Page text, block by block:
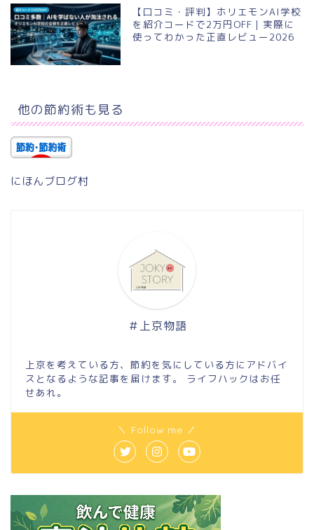
【口コミ・評判】ホリエモンAI学校
を紹介コードで2万円OFF｜実際に
使ってわかった正直レビュー2026
他の節約術も見る
にほんブログ村
＃上京物語
上京を考えている方、節約を気にしている方にアドバイ
スとなるような記事を届けます。 ライフハックはお任
せあれ。
＼ Follow me ／